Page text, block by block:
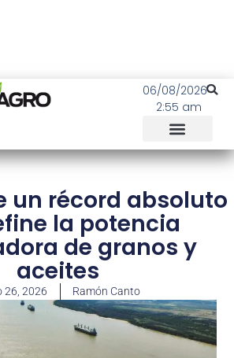
06/08/2026
2:55 am
un récord absoluto
la potencia
de granos y
aceites
26, 2026 Ramón Canto